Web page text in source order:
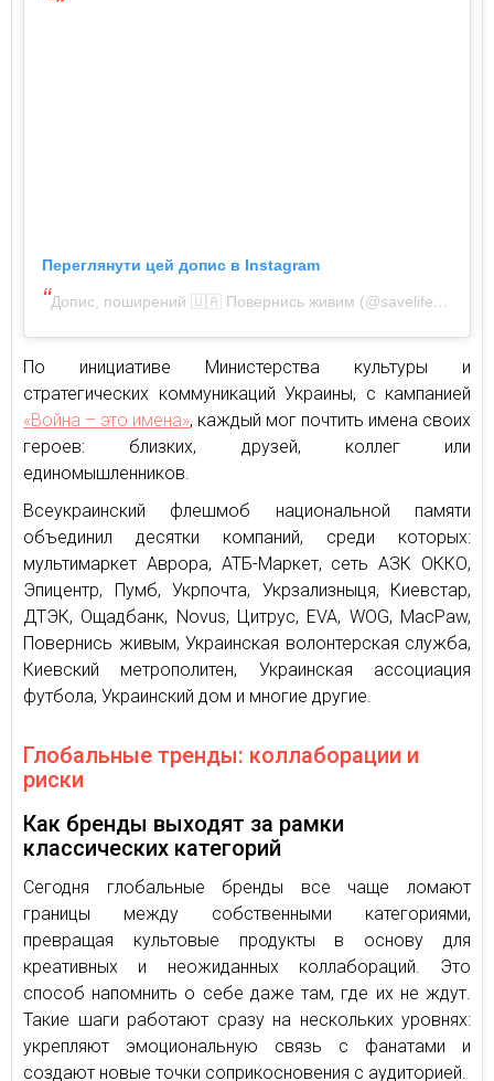
Переглянути цей допис в Instagram
Допис, поширений 🇺🇦 Повернись живим (@savelife.in.ua)
По инициативе Министерства культуры и
стратегических коммуникаций Украины, с кампанией
«Война – это имена», каждый мог почтить имена своих
героев: близких, друзей, коллег или
единомышленников.
Всеукраинский флешмоб национальной памяти
объединил десятки компаний, среди которых:
мультимаркет Аврора, АТБ-Маркет, сеть АЗК ОККО,
Эпицентр, Пумб, Укрпочта, Укрзализныця, Киевстар,
ДТЭК, Ощадбанк, Novus, Цитрус, EVA, WOG, MacPaw,
Повернись живым, Украинская волонтерская служба,
Киевский метрополитен, Украинская ассоциация
футбола, Украинский дом и многие другие.
Глобальные тренды: коллаборации и
риски
Как бренды выходят за рамки
классических категорий
Сегодня глобальные бренды все чаще ломают
границы между собственными категориями,
превращая культовые продукты в основу для
креативных и неожиданных коллабораций. Это
способ напомнить о себе даже там, где их не ждут.
Такие шаги работают сразу на нескольких уровнях:
укрепляют эмоциональную связь с фанатами и
создают новые точки соприкосновения с аудиторией.